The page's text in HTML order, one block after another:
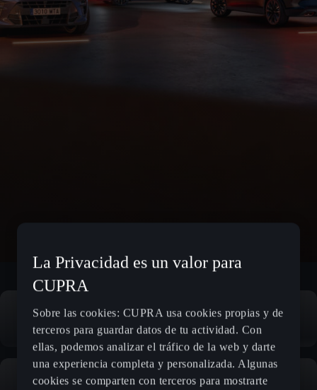
La Privacidad es un valor para
CUPRA
Sobre las cookies: CUPRA usa cookies propias y de
terceros para guardar datos de tu actividad. Con
ellas, podemos analizar el tráfico de la web y darte
una experiencia completa y personalizada. Algunas
cookies se comparten con terceros para mostrarte